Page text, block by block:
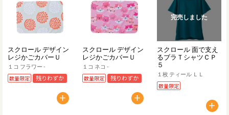
スクロール デザイン
レジかごカバーＵ
１コ フラワー ‐
数量限定 残りわずか
スクロール デザイン
レジかごカバーＵ
１コ ネコ ‐
数量限定 残りわずか
完売しました
スクロール 面で支え
るブラＴシャツＣＰ
５
１枚 ティール ＬＬ
数量限定